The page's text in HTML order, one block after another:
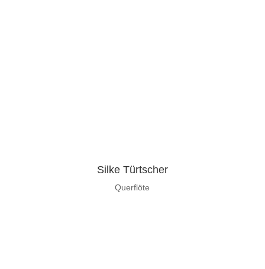
Silke Türtscher
Querflöte